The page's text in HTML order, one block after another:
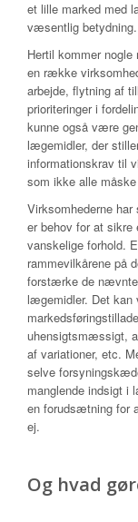
et lille marked med
væsentlig betydning.
Hertil kommer
en række
arbejde, flytning af
prioriteringer i
kunne også være
lægemidler, der
informationskrav til
som ikke alle
Virksomhederne
er behov for at
vanskelige forhold.
rammevilkårene på
forstærke de nævnte
lægemidler. Det kan
uhensigtsmæssigt,
af variationer, etc.
selve
manglende indsigt i
en forudsætning for
ej.
Og hvad